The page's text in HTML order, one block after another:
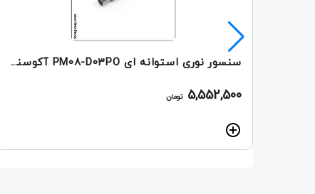
سنسور نوری استوانه ای PM08-D03PO آکوسنس
5,552,500 تومان